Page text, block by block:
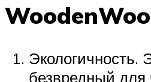
Экологичность.
безвредный для